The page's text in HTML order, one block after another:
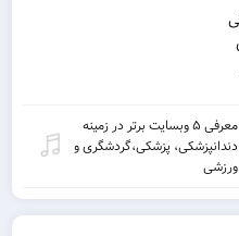
معرفی ۵ وبسایت برتر در زمینه
دندانپزشکی، پزشکی،گردشگری و
ورزشی